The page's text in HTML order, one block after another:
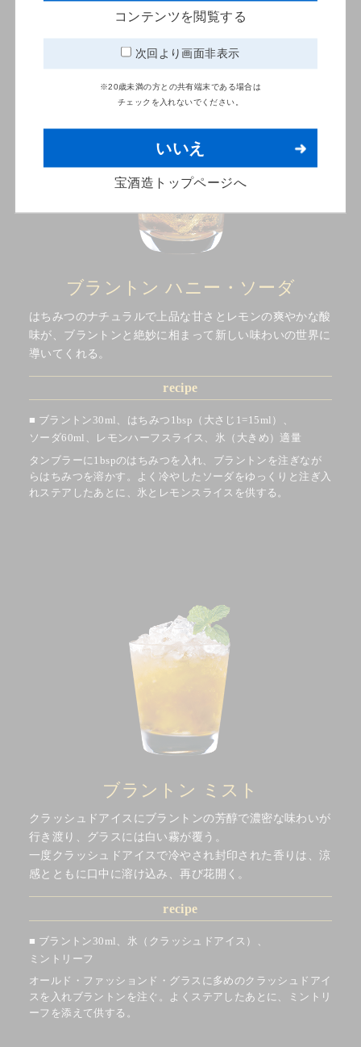
ブラントン ハニー・ソーダ
はちみつのナチュラルで上品な甘さとレモンの爽やかな酸
味が、ブラントンと絶妙に相まって新しい味わいの世界に
導いてくれる。
recipe
ブラントン30ml、 はちみつ1bsp（大さじ1=15ml）、
ソーダ60ml、
レモンハーフスライス、 氷（大きめ）適量
タンブラーに1bspのはちみつを入れ、ブラントンを注ぎなが
らはちみつを溶かす。よく冷やしたソーダをゆっくりと注ぎ入
れステアしたあとに、氷とレモンスライスを供する。
ブラントン ミスト
クラッシュドアイスにブラントンの芳醇で濃密な味わいが
行き渡り、グラスには白い霧が覆う。
一度クラッシュドアイスで冷やされ封印された香りは、涼
感とともに口中に溶け込み、再び花開く。
recipe
ブラントン30ml、氷（クラッシュドアイス）、
ミントリーフ
オールド・ファッションド・グラスに多めのクラッシュドアイ
スを入れブラントンを注ぐ。よくステアしたあとに、ミントリ
ーフを添えて供する。
コンテンツを閲覧する
次回より画面非表示
※20歳未満の方との共有端末である場合は
チェックを入れないでください。
いいえ
宝酒造トップページへ